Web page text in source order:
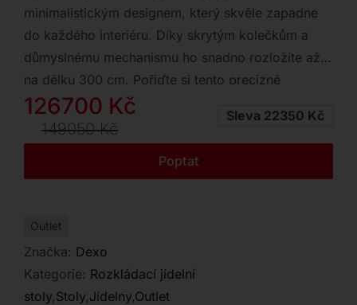
Značky
Outlet
minimalistickým designem, který skvěle zapadne
do každého interiéru. Díky skrytým kolečkům a
důmyslnému mechanismu ho snadno rozložíte až
na délku 300 cm. Pořiďte si tento precizně
zpracovaný designový kousek s výraznou slevou.
149050Kč
Původní
cena
149050 Kč.
126700 Kč
Aktuální
cena
126700 Kč.
Sleva 22350 Kč
Poptat
Outlet
Značka: Dexo
Kategorie: Rozkládací jídelní
stoly,Stoly,Jídelny,Outlet